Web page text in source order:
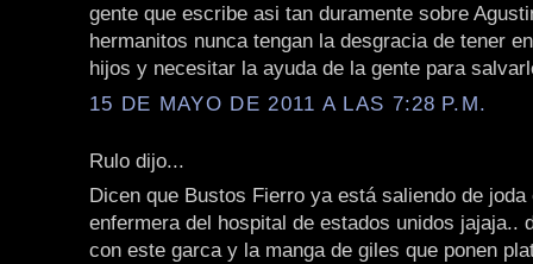
gente que escribe asi tan duramente sobre
hermanitos nunca tengan la desgracia de tener
hijos y necesitar la ayuda de la gente para
15 DE MAYO DE 2011 A LAS 7:28 P.M.
Rulo dijo...
Dicen que Bustos Fierro ya está saliendo de joda
enfermera del hospital de estados unidos jajaja..
con este garca y la manga de giles que ponen